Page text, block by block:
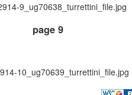
9_ug70638_turrettini_file.jpg
page 9
10_ug70639_turrettini_file.jpg